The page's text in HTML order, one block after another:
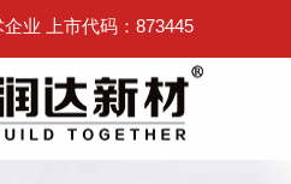
业 上市代码：873445